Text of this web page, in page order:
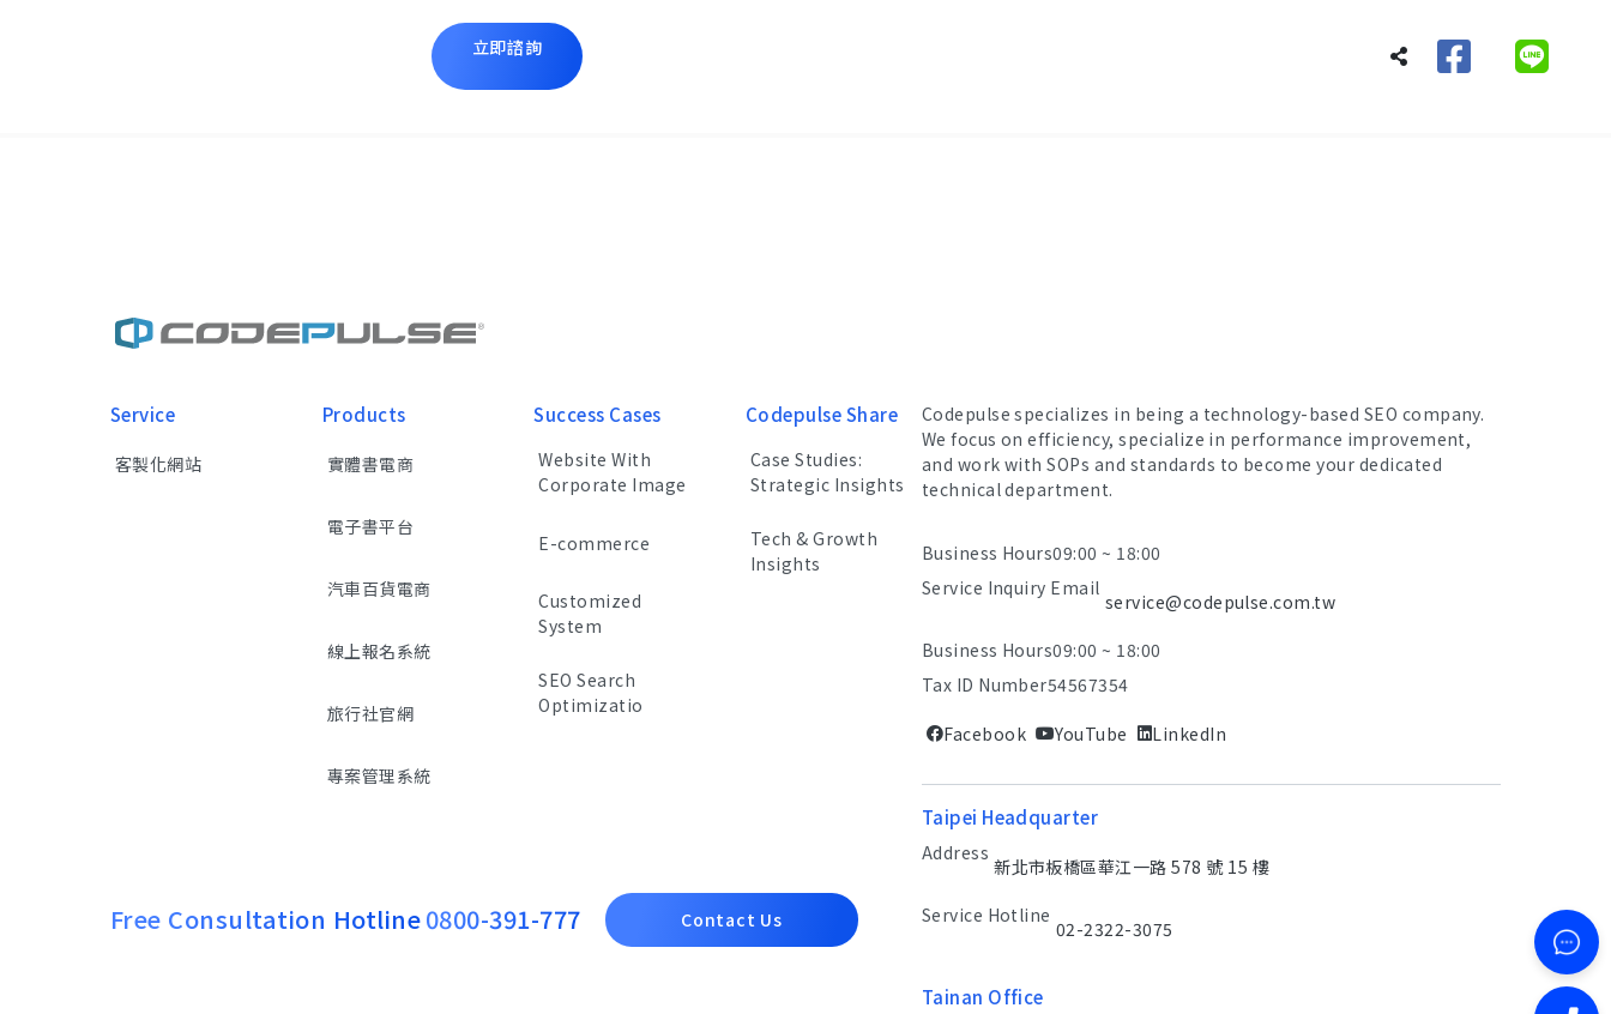
立即諮詢
Service
客製化網站
Products
實體書電商
電子書平台
汽車百貨電商
線上報名系統
旅行社官網
專案管理系統
Success Cases
Website With
Corporate Image
E-commerce
Customized
System
SEO Search
Optimizatio
Codepulse Share
Case Studies:
Strategic Insights
Tech & Growth
Insights
Free Consultation Hotline0800-391-777 Contact Us
Codepulse specializes in being a technology-based SEO company.
We focus on efficiency, specialize in performance improvement,
and work with SOPs and standards to become your dedicated
technical department.
Business Hours09:00 ~ 18:00
Service Inquiry Email
service@codepulse.com.tw
Business Hours09:00 ~ 18:00
Tax ID Number54567354
Facebook YouTube LinkedIn
Taipei Headquarter
Address
新北市板橋區華江一路 578 號 15 樓
Service Hotline
02-2322-3075
Tainan Office